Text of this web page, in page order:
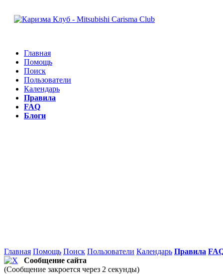
Главная
Помощь
Поиск
Пользователи
Календарь
Правила
FAQ
Блоги
Главная Помощь Поиск Пользователи Календарь Правила
Сообщение сайта
(Сообщение закроется через 2 секунды)